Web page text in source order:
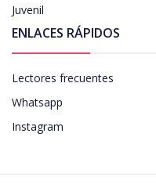
Juvenil
ENLACES RÁPIDOS
Lectores frecuentes
Whatsapp
Instagram